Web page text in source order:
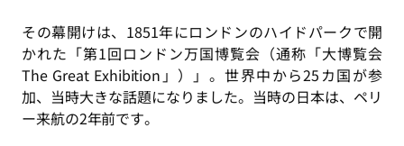
その幕開けは、1851年にロンドンのハイドパークで開
かれた「第1回ロンドン万国博覧会（通称「大博覧会
The Great Exhibition」）」。世界中から25カ国が参
加、当時大きな話題になりました。当時の日本は、ペリ
ー来航の2年前です。